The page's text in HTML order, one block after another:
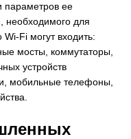
параметров ее
необходимого для
Fi могут входить:
мосты, коммутаторы,
устройств
мобильные телефоны,